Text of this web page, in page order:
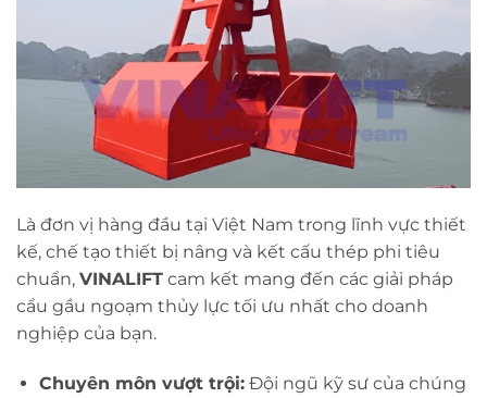
Là đơn vị hàng đầu tại Việt Nam trong lĩnh vực thiết
kế, chế tạo thiết bị nâng và kết cấu thép phi tiêu
chuẩn, VINALIFT cam kết mang đến các giải pháp
cẩu gầu ngoạm thủy lực tối ưu nhất cho doanh
nghiệp của bạn.
Chuyên môn vượt trội:Đội ngũ kỹ sư của chúng